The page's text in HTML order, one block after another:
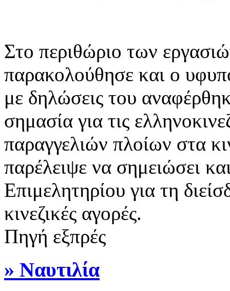
Στο περιθώριο των
παρακολούθησε και ο
με δηλώσεις του
σημασία για τις
παραγγελιών πλοίων στα
παρέλειψε να σημειώσει
Επιμελητηρίου για τη
κινεζικές αγορές.
Πηγή εξπρές
» Ναυτιλία